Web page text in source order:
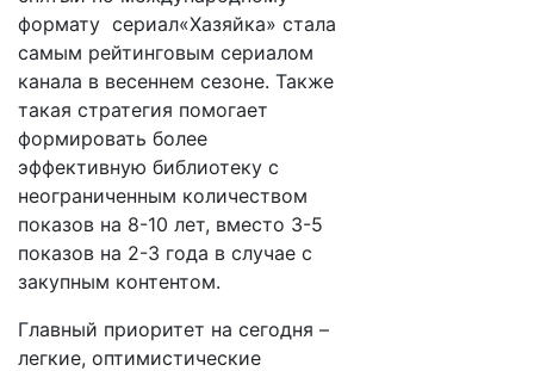
формату сериал«Хазяйка» стала
самым рейтинговым сериалом
канала в весеннем сезоне. Также
такая стратегия помогает
формировать более
эффективную библиотеку с
неограниченным количеством
показов на 8-10 лет, вместо 3-5
показов на 2-3 года в случае с
закупным контентом.
Главный приоритет на сегодня –
легкие, оптимистические